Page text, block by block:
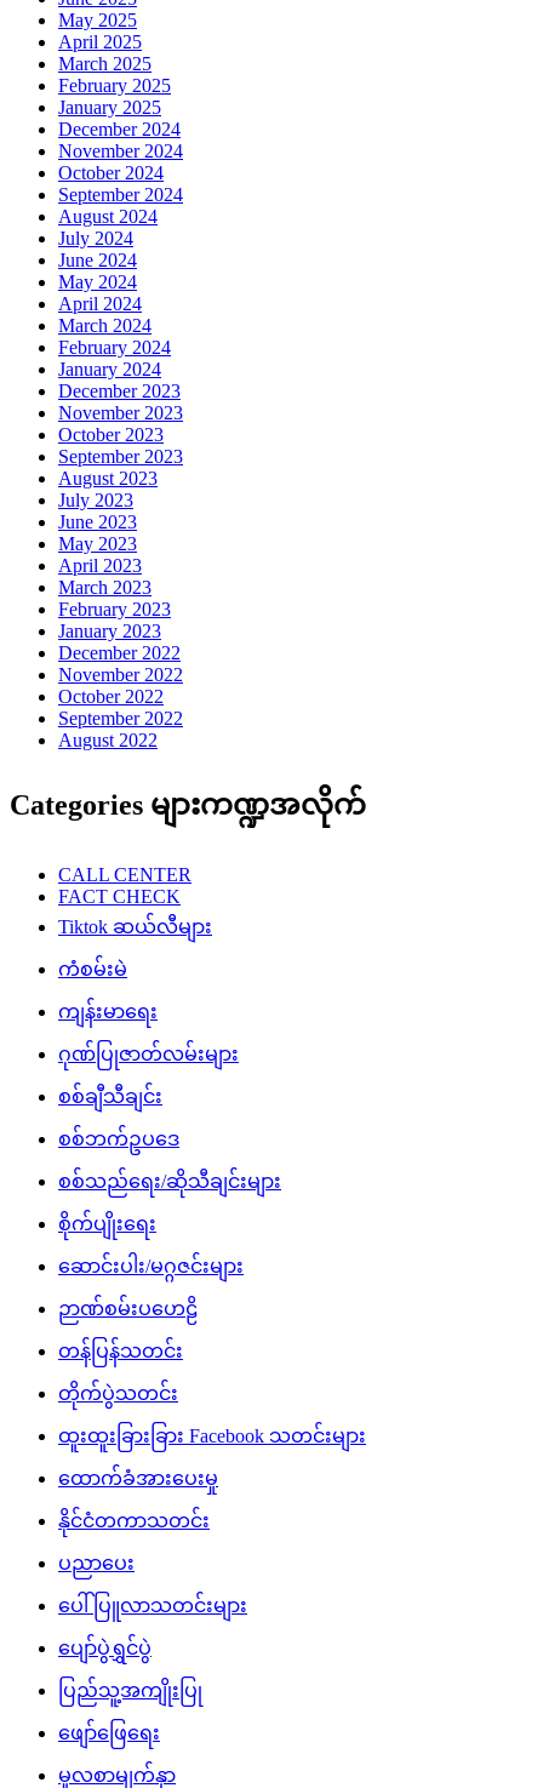
May 2025
April 2025
March 2025
February 2025
January 2025
December 2024
November 2024
October 2024
September 2024
August 2024
July 2024
June 2024
May 2024
April 2024
March 2024
February 2024
January 2024
December 2023
November 2023
October 2023
September 2023
August 2023
July 2023
June 2023
May 2023
April 2023
March 2023
February 2023
January 2023
December 2022
November 2022
October 2022
September 2022
August 2022
Categories များကဏ္ဍအလိုက်
CALL CENTER
FACT CHECK
Tiktok ဆယ်လီများ
ကံစမ်းမဲ
ကျန်းမာရေး
ဂုဏ်ပြုဇာတ်လမ်းများ
စစ်ချီသီချင်း
စစ်ဘက်ဥပဒေ
စစ်သည်ရေး/ဆိုသီချင်းများ
စိုက်ပျိုးရေး
ဆောင်းပါး/မဂ္ဂဇင်းများ
ဉာဏ်စမ်းပဟေဠိ
တန်ပြန်သတင်း
တိုက်ပွဲသတင်း
ထူးထူးခြားခြား Facebook သတင်းများ
ထောက်ခံအားပေးမှု
နိုင်ငံတကာသတင်း
ပညာပေး
ပေါ်ပြူလာသတင်းများ
ပျော်ပွဲရွှင်ပွဲ
ပြည်သူ့အကျိုးပြု
ဖျော်ဖြေရေး
မူလစာမျက်နှာ